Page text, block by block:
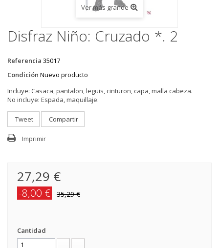
Ver más grande
Disfraz Niño: Cruzado *. 2
Referencia 35017
Condición Nuevo producto
Incluye: Casaca, pantalon, leguis, cinturon, capa, malla cabeza.
No incluye: Espada, maquillaje.
Tweet Compartir
Imprimir
27,29 €
-8,00 € 35,29 €
Cantidad